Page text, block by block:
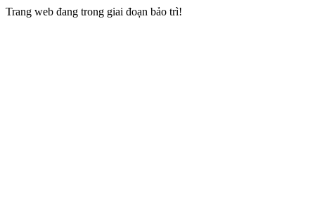
Trang web đang trong giai đoạn bảo trì!